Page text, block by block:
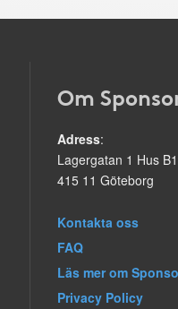
Om
Adress:
Lagergatan 1 Hus
415 11 Göteborg
Kontakta oss
FAQ
Läs mer om
Privacy Policy